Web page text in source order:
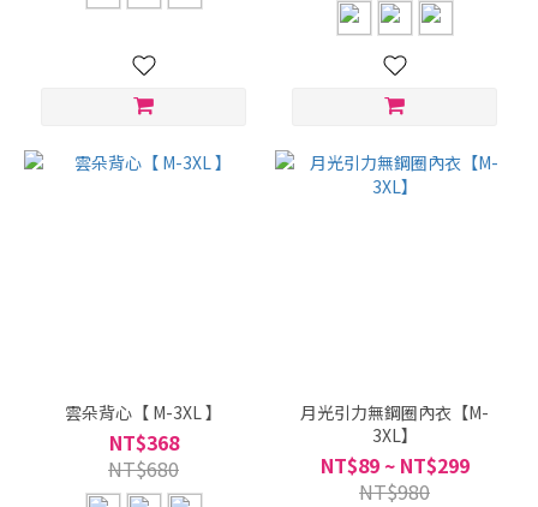
雲朵背心【 M-3XL 】
NT$368
NT$680
月光引力無鋼圈內衣【M-
3XL】
NT$89 ~ NT$299
NT$980